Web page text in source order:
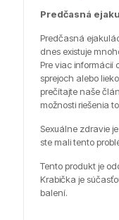
Predčasná
Predčasná
dnes existuje
Pre viac informácií
sprejoch alebo
prečítajte naše
možnosti riešenia
Sexuálne zdravie
ste mali tento
Tento produkt je
Krabička je
balení.